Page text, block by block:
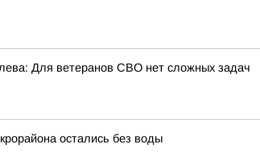
Для ветеранов СВО нет сложных задач
остались без воды